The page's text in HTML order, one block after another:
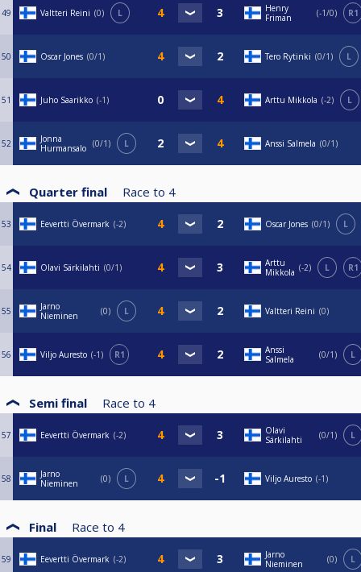
49 Valtteri Reini 0 L
Henry
Friman
-1/0 R1
50 Oscar Jones 0/1 Tero Rytinki 0/1 L
51 Juho Saarikko -1 Arttu Mikkola -2 L
52
Jonna
Hurmansalo
0/1 L Anssi Salmela 0/1
Quarter final Race to 4
53 Eevertti Övermark -2 Oscar Jones 0/1 L
54 Olavi Särkilahti 0/1
Arttu
Mikkola
-2 L R1
55
Jarno
Nieminen
0 L Valtteri Reini 0
56 Viljo Auresto -1 R1
Anssi
Salmela
0/1 L
Semi final Race to 4
57 Eevertti Övermark -2
Olavi
Särkilahti
0/1 L
58
Jarno
Nieminen
0 L Viljo Auresto -1
Final Race to 4
59 Eevertti Övermark -2
Jarno
Nieminen
0 L